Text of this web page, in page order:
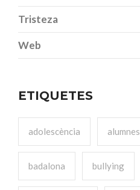
Tristeza
Web
ETIQUETES
adolescència alumnes
badalona bullying